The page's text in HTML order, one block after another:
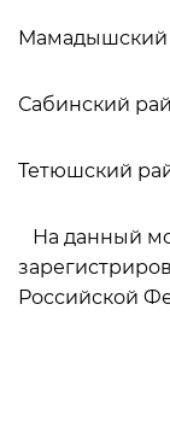
Мамадышский
Сабинский
Тетюшский
⠀На данный
Российской